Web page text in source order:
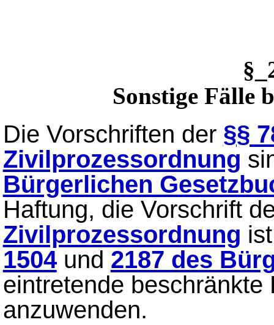
Sonstige Fälle
Die Vorschriften der §§
Zivilprozessordnung
Bürgerlichen
Haftung, die Vorschrift
Zivilprozessordnung
1504und 2187 des
eintretende
anzuwenden.